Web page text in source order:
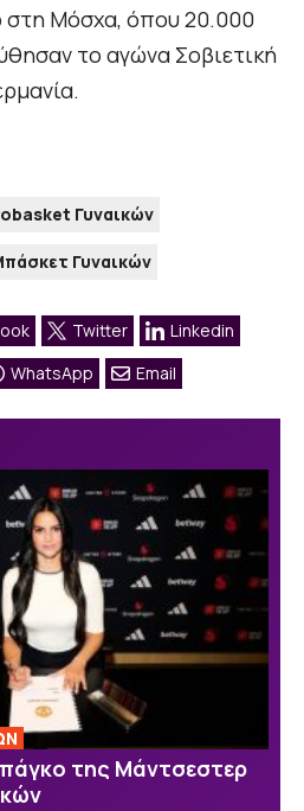
στη Μόσχα, όπου 20.000
το αγώνα Σοβιετική
Γυναικών
Γυναικών
Twitter
Linkedin
WhatsApp Email
της Μάντσεστερ